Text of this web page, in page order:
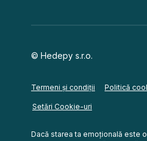
© Hedepy s.r.o.
Termeni și condiții Politică
Setări Cookie-uri
Dacă starea ta emoțională este